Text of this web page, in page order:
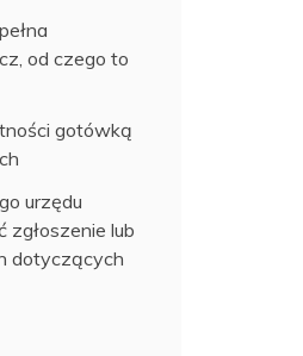
od czego to
gotówką
urzędu
zgłoszenie lub
dotyczących